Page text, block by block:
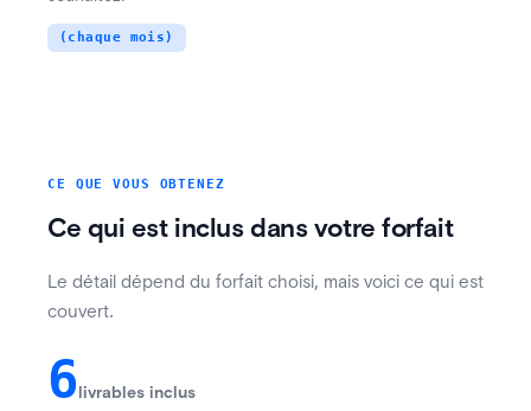
(chaque mois)
CE QUE VOUS OBTENEZ
Ce qui est inclus dans votre forfait
Le détail dépend du forfait choisi, mais voici ce qui est
couvert.
6livrables inclus